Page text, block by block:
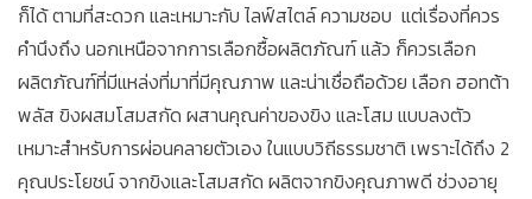
ก็ได้ ตามที่สะดวก และเหมาะกับ ไลฟ์สไตล์ ความชอบ แต่เรื่องที่ควร
คำนึงถึง นอกเหนือจากการเลือกซื้อผลิตภัณฑ์ แล้ว ก็ควรเลือก
ผลิตภัณฑ์ที่มีแหล่งที่มาที่มีคุณภาพ และน่าเชื่อถือด้วย เลือก ฮอทต้า
พลัส ขิงผสมโสมสกัด ผสานคุณค่าของขิง และโสม แบบลงตัว
เหมาะสำหรับการผ่อนคลายตัวเอง ในแบบวิถีธรรมชาติ เพราะได้ถึง 2
คุณประโยชน์ จากขิงและโสมสกัด ผลิตจากขิงคุณภาพดี ช่วงอายุ